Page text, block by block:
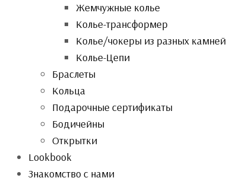
Жемчужные колье
Колье-трансформер
Колье/чокеры из разных камней
Колье-Цепи
Браслеты
Кольца
Подарочные сертификаты
Бодичейны
Открытки
Lookbook
Знакомство с нами